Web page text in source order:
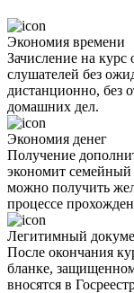
Экономия времени
Зачисление на курс
слушателей без
дистанционно, без
домашних дел.
Экономия денег
Получение
экономит
можно получить
процессе
Легитимный
После окончания
бланке,
вносятся в